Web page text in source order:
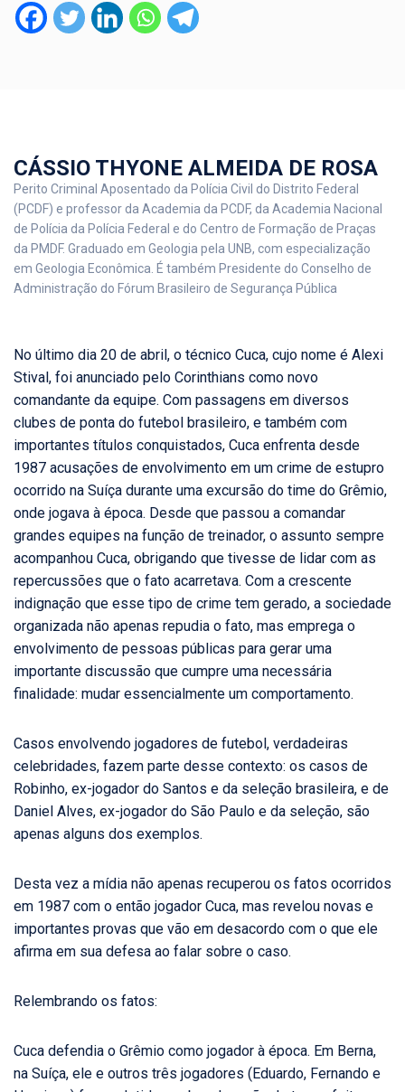
CÁSSIO THYONE ALMEIDA DE ROSA
Perito Criminal Aposentado da Polícia Civil do Distrito Federal
(PCDF) e professor da Academia da PCDF, da Academia Nacional
de Polícia da Polícia Federal e do Centro de Formação de Praças
da PMDF. Graduado em Geologia pela UNB, com especialização
em Geologia Econômica. É também Presidente do Conselho de
Administração do Fórum Brasileiro de Segurança Pública
No último dia 20 de abril, o técnico Cuca, cujo nome é Alexi
Stival, foi anunciado pelo Corinthians como novo
comandante da equipe. Com passagens em diversos
clubes de ponta do futebol brasileiro, e também com
importantes títulos conquistados, Cuca enfrenta desde
1987 acusações de envolvimento em um crime de estupro
ocorrido na Suíça durante uma excursão do time do Grêmio,
onde jogava à época. Desde que passou a comandar
grandes equipes na função de treinador, o assunto sempre
acompanhou Cuca, obrigando que tivesse de lidar com as
repercussões que o fato acarretava. Com a crescente
indignação que esse tipo de crime tem gerado, a sociedade
organizada não apenas repudia o fato, mas emprega o
envolvimento de pessoas públicas para gerar uma
importante discussão que cumpre uma necessária
finalidade: mudar essencialmente um comportamento.
Casos envolvendo jogadores de futebol, verdadeiras
celebridades, fazem parte desse contexto: os casos de
Robinho, ex-jogador do Santos e da seleção brasileira, e de
Daniel Alves, ex-jogador do São Paulo e da seleção, são
apenas alguns dos exemplos.
Desta vez a mídia não apenas recuperou os fatos ocorridos
em 1987 com o então jogador Cuca, mas revelou novas e
importantes provas que vão em desacordo com o que ele
afirma em sua defesa ao falar sobre o caso.
Relembrando os fatos:
Cuca defendia o Grêmio como jogador à época. Em Berna,
na Suíça, ele e outros três jogadores (Eduardo, Fernando e